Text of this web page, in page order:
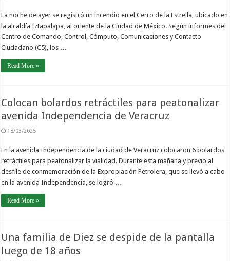
La noche de ayer se registró un incendio en el Cerro de la Estrella, ubicado en
la alcaldía Iztapalapa, al oriente de la Ciudad de México. Según informes del
Centro de Comando, Control, Cómputo, Comunicaciones y Contacto
Ciudadano (C5), los …
Read More »
Colocan bolardos retráctiles para peatonalizar
avenida Independencia de Veracruz
18/03/2025
En la avenida Independencia de la ciudad de Veracruz colocaron 6 bolardos
retráctiles para peatonalizar la vialidad. Durante esta mañana y previo al
desfile de conmemoración de la Expropiación Petrolera, que se llevó a cabo
en la avenida Independencia, se logró …
Read More »
Una familia de Diez se despide de la pantalla
luego de 18 años